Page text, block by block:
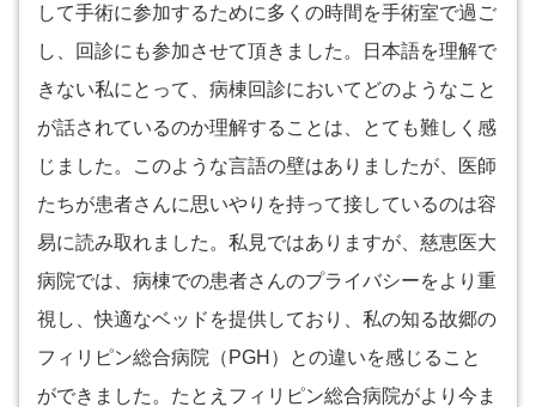
して手術に参加するために多くの時間を手術室で過ご
し、回診にも参加させて頂きました。日本語を理解で
きない私にとって、病棟回診においてどのようなこと
が話されているのか理解することは、とても難しく感
じました。このような言語の壁はありましたが、医師
たちが患者さんに思いやりを持って接しているのは容
易に読み取れました。私見ではありますが、慈恵医大
病院では、病棟での患者さんのプライバシーをより重
視し、快適なベッドを提供しており、私の知る故郷の
フィリピン総合病院（PGH）との違いを感じること
ができました。たとえフィリピン総合病院がより今ま